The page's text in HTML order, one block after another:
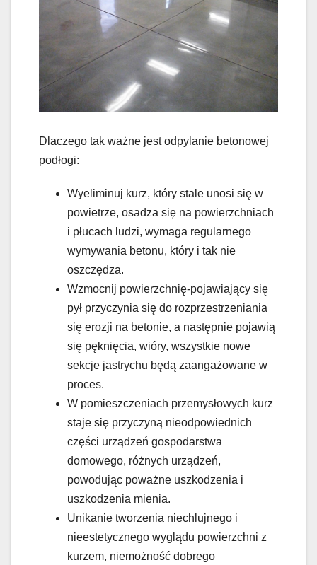
Dlaczego tak ważne jest odpylanie betonowej
podłogi:
Wyeliminuj kurz, który stale unosi się w
powietrze, osadza się na powierzchniach
i płucach ludzi, wymaga regularnego
wymywania betonu, który i tak nie
oszczędza.
Wzmocnij powierzchnię-pojawiający się
pył przyczynia się do rozprzestrzeniania
się erozji na betonie, a następnie pojawią
się pęknięcia, wióry, wszystkie nowe
sekcje jastrychu będą zaangażowane w
proces.
W pomieszczeniach przemysłowych kurz
staje się przyczyną nieodpowiednich
części urządzeń gospodarstwa
domowego, różnych urządzeń,
powodując poważne uszkodzenia i
uszkodzenia mienia.
Unikanie tworzenia niechlujnego i
nieestetycznego wyglądu powierzchni z
kurzem, niemożność dobrego